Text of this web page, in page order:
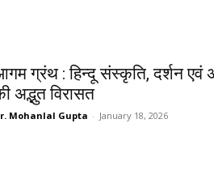
ग्रंथ : हिन्दू संस्कृति, दर्शन एवं
अद्भुत विरासत
Mohanlal Gupta - January 18, 2026